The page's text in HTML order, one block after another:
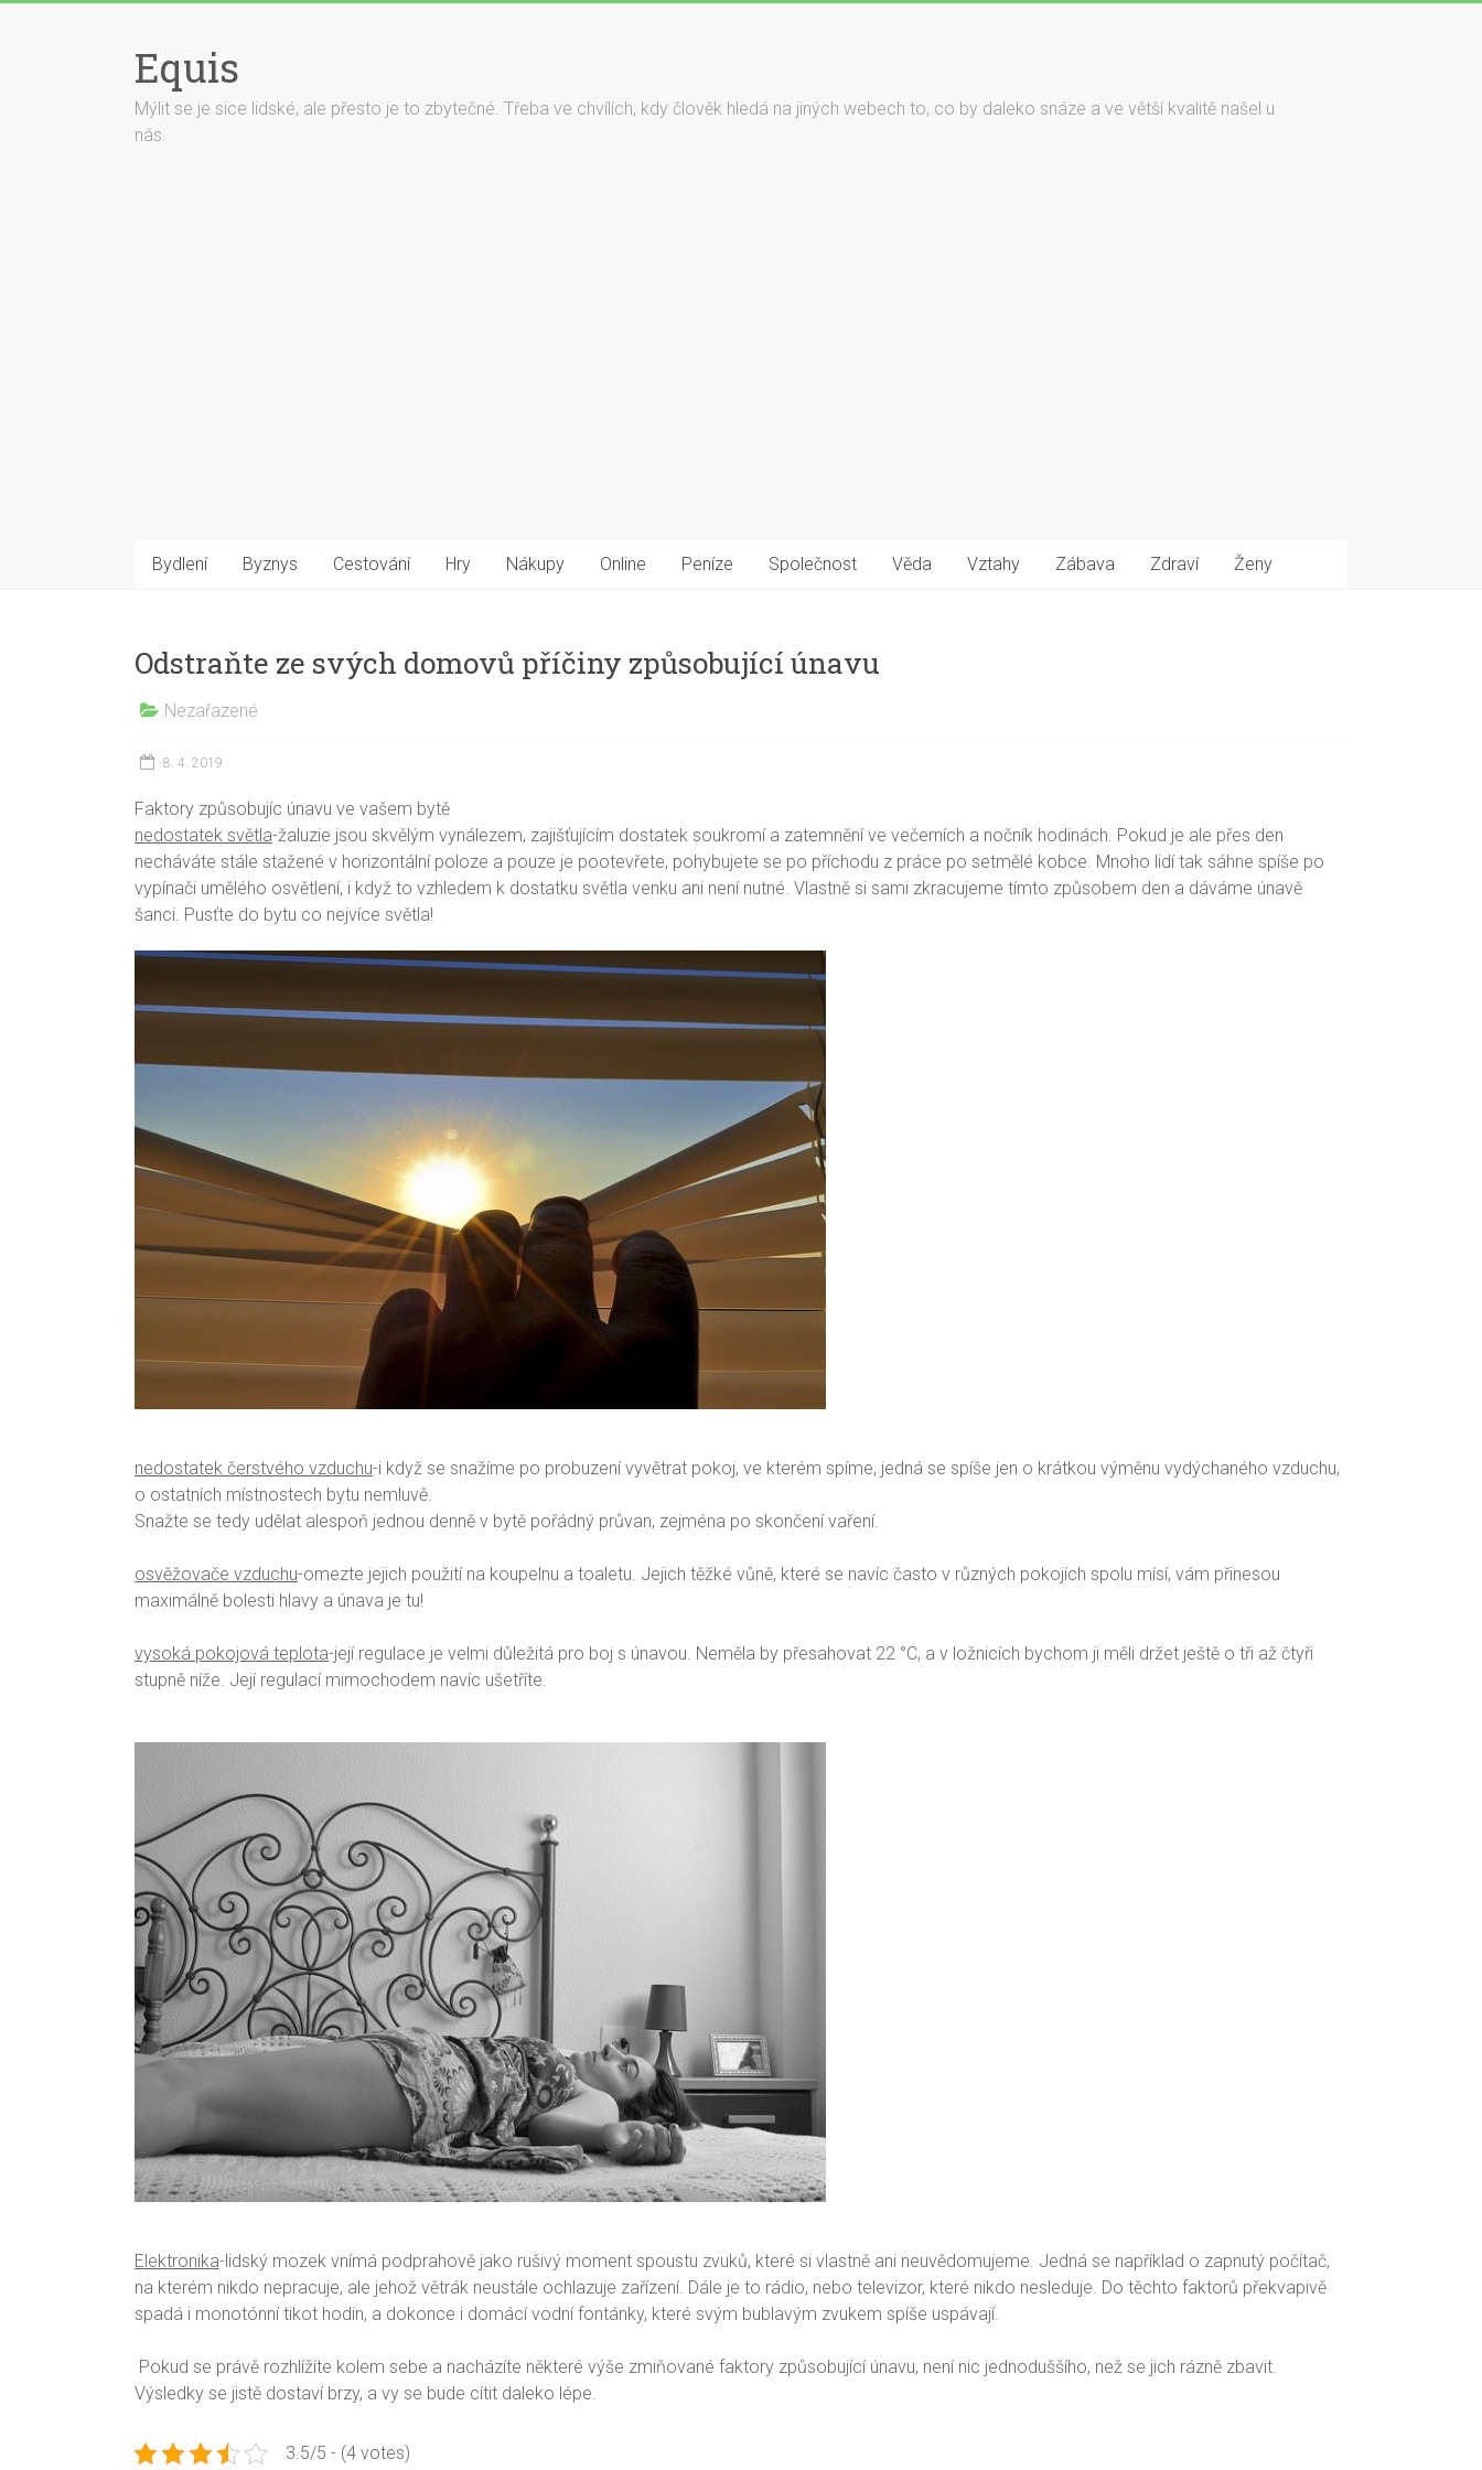
Equis
Mýlit se je sice lidské, ale přesto je to zbytečné. Třeba ve chvílích, kdy člověk hledá na jiných webech to, co by daleko snáze a ve větší kvalitě našel u
nás.
Bydlení Byznys Cestování Hry Nákupy Online Peníze Společnost Věda Vztahy Zábava Zdraví Ženy
Odstraňte ze svých domovů příčiny způsobující únavu
Nezařazené
8. 4. 2019
Faktory způsobujíc únavu ve vašem bytě
nedostatek světla-žaluzie jsou skvělým vynálezem, zajišťujícím dostatek soukromí a zatemnění ve večerních a nočník hodinách. Pokud je ale přes den
necháváte stále stažené v horizontální poloze a pouze je pootevřete, pohybujete se po příchodu z práce po setmělé kobce. Mnoho lidí tak sáhne spíše po
vypínači umělého osvětlení, i když to vzhledem k dostatku světla venku ani není nutné. Vlastně si sami zkracujeme tímto způsobem den a dáváme únavě
šanci. Pusťte do bytu co nejvíce světla!
nedostatek čerstvého vzduchu-i když se snažíme po probuzení vyvětrat pokoj, ve kterém spíme, jedná se spíše jen o krátkou výměnu vydýchaného vzduchu,
o ostatních místnostech bytu nemluvě.
Snažte se tedy udělat alespoň jednou denně v bytě pořádný průvan, zejména po skončení vaření.
osvěžovače vzduchu-omezte jejich použití na koupelnu a toaletu. Jejich těžké vůně, které se navíc často v různých pokojích spolu mísí, vám přinesou
maximálně bolesti hlavy a únava je tu!
vysoká pokojová teplota-její regulace je velmi důležitá pro boj s únavou. Neměla by přesahovat 22 °C, a v ložnicích bychom ji měli držet ještě o tři až čtyři
stupně níže. Její regulací mimochodem navíc ušetříte.
Elektronika-lidský mozek vnímá podprahově jako rušivý moment spoustu zvuků, které si vlastně ani neuvědomujeme. Jedná se například o zapnutý počítač,
na kterém nikdo nepracuje, ale jehož větrák neustále ochlazuje zařízení. Dále je to rádio, nebo televizor, které nikdo nesleduje. Do těchto faktorů překvapivě
spadá i monotónní tikot hodin, a dokonce i domácí vodní fontánky, které svým bublavým zvukem spíše uspávají.
Pokud se právě rozhlížíte kolem sebe a nacházíte některé výše zmiňované faktory způsobující únavu, není nic jednoduššího, než se jich rázně zbavit.
Výsledky se jistě dostaví brzy, a vy se bude cítit daleko lépe.
3.5/5 - (4 votes)